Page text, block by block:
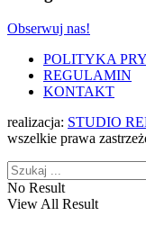
Obserwuj nas!
POLITYKA
REGULAMIN
KONTAKT
realizacja: STUDIO
wszelkie prawa
No Result
View All Result